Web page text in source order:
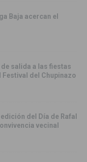
Baja acercan el
salida a las fiestas
Festival del Chupinazo
del Día de Rafal
vecinal